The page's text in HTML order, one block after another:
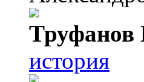
Труфанов
история